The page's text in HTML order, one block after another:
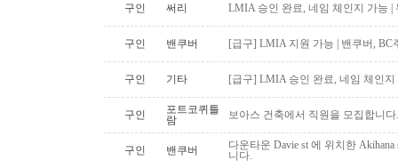
구인 써리 LMIA 승인 완료, 네임 체인지 가능 |
구인 밴쿠버 [급구] LMIA 지원 가능 | 밴쿠버,
구인 기타 [급구] LMIA 승인 완료, 네임 체인
구인
포트코퀴틀
람
보아스 건축에서 직원을 모집합니다.
구인 밴쿠버
다운타운 Davie st 에 위치한
니다.